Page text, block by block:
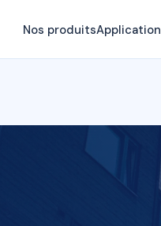
Nos produitsApplication